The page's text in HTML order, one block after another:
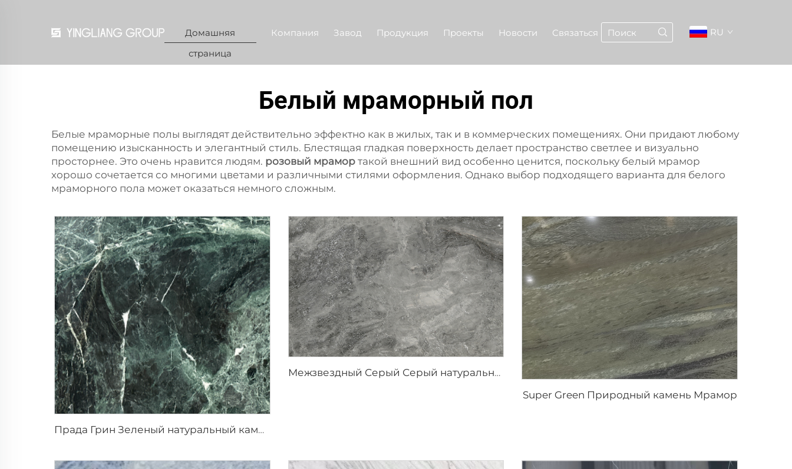
Домашняя
страница
Компания Завод Продукция Проекты Новости Связаться RU
Белый мраморный пол
Белые мраморные полы выглядят действительно эффектно как в жилых, так и в коммерческих помещениях. Они придают любому
помещению изысканность и элегантный стиль. Блестящая гладкая поверхность делает пространство светлее и визуально
просторнее. Это очень нравится людям. розовый мрамор такой внешний вид особенно ценится, поскольку белый мрамор
хорошо сочетается со многими цветами и различными стилями оформления. Однако выбор подходящего варианта для белого
мраморного пола может оказаться немного сложным.
Прада Грин Зеленый натуральный камень мрамор с белыми прожилками и узором
Межзвездный Серый Серый натуральный камень мрамор с пятнистой текстурой и серебристо-серыми вкраплениями
Super Green Природный камень Мрамор